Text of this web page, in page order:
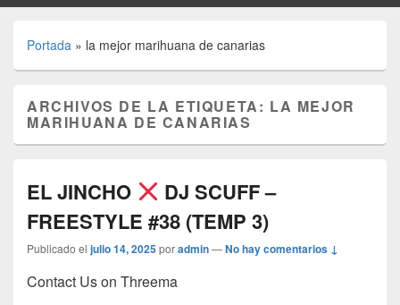
Portada » la mejor marihuana de canarias
ARCHIVOS DE LA ETIQUETA: LA MEJOR
MARIHUANA DE CANARIAS
EL JINCHO
DJ SCUFF –
FREESTYLE #38 (TEMP 3)
Publicado el julio 14, 2025poradmin—No hay comentarios ↓
Contact Us on Threema